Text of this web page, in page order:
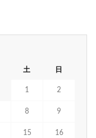
土 日
1 2
8 9
15 16